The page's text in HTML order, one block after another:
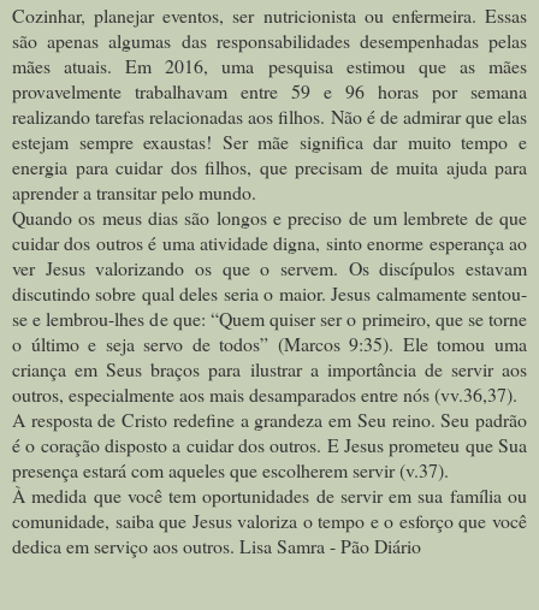
Cozinhar, planejar eventos, ser nutricionista ou enfermeira. Essas
são apenas algumas das responsabilidades desempenhadas pelas
mães atuais. Em 2016, uma pesquisa estimou que as mães
provavelmente trabalhavam entre 59 e 96 horas por semana
realizando tarefas relacionadas aos filhos. Não é de admirar que elas
estejam sempre exaustas! Ser mãe significa dar muito tempo e
energia para cuidar dos filhos, que precisam de muita ajuda para
aprender a transitar pelo mundo.
Quando os meus dias são longos e preciso de um lembrete de que
cuidar dos outros é uma atividade digna, sinto enorme esperança ao
ver Jesus valorizando os que o servem. Os discípulos estavam
discutindo sobre qual deles seria o maior. Jesus calmamente sentou-
se e lembrou-lhes de que: “Quem quiser ser o primeiro, que se torne
o último e seja servo de todos” (Marcos 9:35). Ele tomou uma
criança em Seus braços para ilustrar a importância de servir aos
outros, especialmente aos mais desamparados entre nós (vv.36,37).
A resposta de Cristo redefine a grandeza em Seu reino. Seu padrão
é o coração disposto a cuidar dos outros. E Jesus prometeu que Sua
presença estará com aqueles que escolherem servir (v.37).
À medida que você tem oportunidades de servir em sua família ou
comunidade, saiba que Jesus valoriza o tempo e o esforço que você
dedica em serviço aos outros. Lisa Samra - Pão Diário